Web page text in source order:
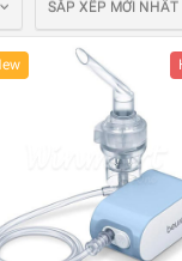
SẮP XẾP MỚI NHẤT